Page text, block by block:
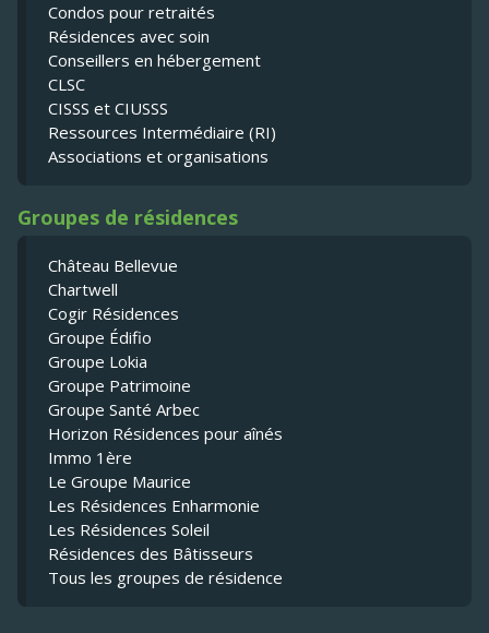
Condos pour retraités
Résidences avec soin
Conseillers en hébergement
CLSC
CISSS et CIUSSS
Ressources Intermédiaire (RI)
Associations et organisations
Groupes de résidences
Château Bellevue
Chartwell
Cogir Résidences
Groupe Édifio
Groupe Lokia
Groupe Patrimoine
Groupe Santé Arbec
Horizon Résidences pour aînés
Immo 1ère
Le Groupe Maurice
Les Résidences Enharmonie
Les Résidences Soleil
Résidences des Bâtisseurs
Tous les groupes de résidence